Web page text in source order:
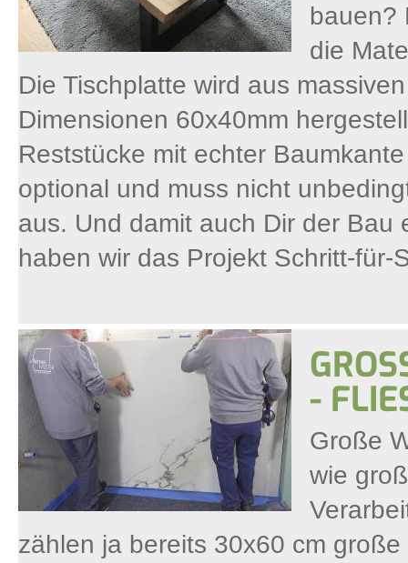
bauen?
die
Die Tischplatte wird aus
Dimensionen 60x40mm
Reststücke mit echter
optional und muss nicht
aus. Und damit auch Dir der
haben wir das Projekt Schritt-für-
Große
wie
zählen ja bereits 30x60 cm